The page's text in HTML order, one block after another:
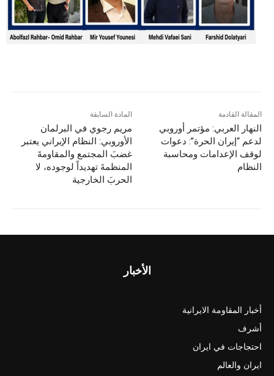
المادة السابقة
مريم رجوي في البرلمان
الأوروبي: النظام الإيراني يعتبر
غضبَ المجتمع والمقاومةَ
المنظمةَ تهديداً لوجوده، لا
الحربَ الخارجية
المقالة القادمة
النهار العربي: مؤتمر أوروبي
لدعم “إيران الحرة”: دعوات
لوقف الإعدامات ومحاسبة
النظام
الأخبار
أخبار المقاومة الايرانية
أشرف
احتجاجات في ايران
ايران والعالم